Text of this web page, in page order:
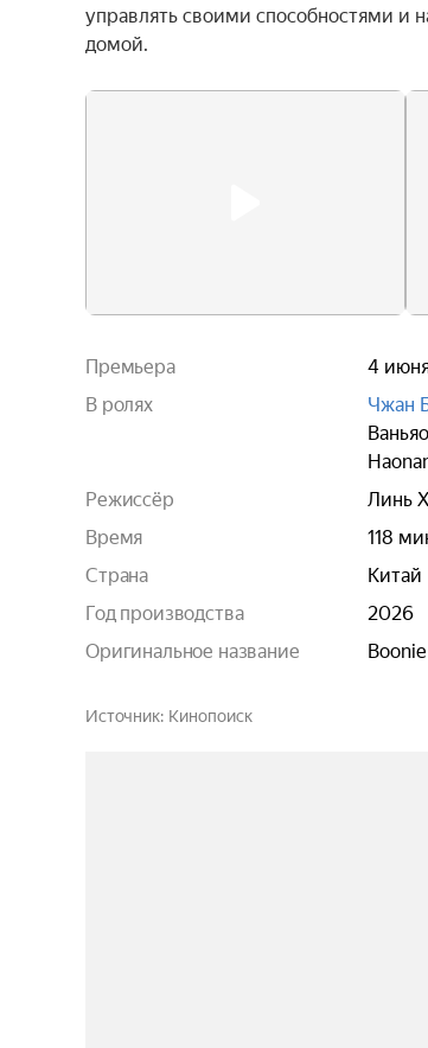
управлять своими способностями и
домой.
Премьера
4
В ролях
Чжан
Ваньяо
Режиссёр
Линь
Время
118
Страна
Китай
Год производства
2026
Оригинальное название
Источник Кинопоиск